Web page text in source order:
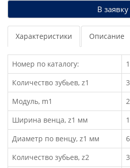
В заявку
Характеристики Описание
Номер по каталогу:
Количество зубьев, z1
Модуль, m1
2
Ширина венца, z1 мм
Диаметр по венцу, z1 мм
Количество зубьев, z2